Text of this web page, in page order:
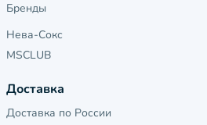
Бренды
Нева-Сокс
MSCLUB
Доставка
Доставка по России